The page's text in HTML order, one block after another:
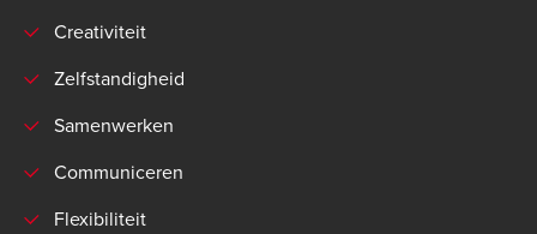
Creativiteit
Zelfstandigheid
Samenwerken
Communiceren
Flexibiliteit